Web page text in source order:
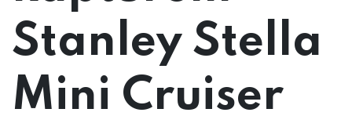
Stanley Stella
Mini Cruiser